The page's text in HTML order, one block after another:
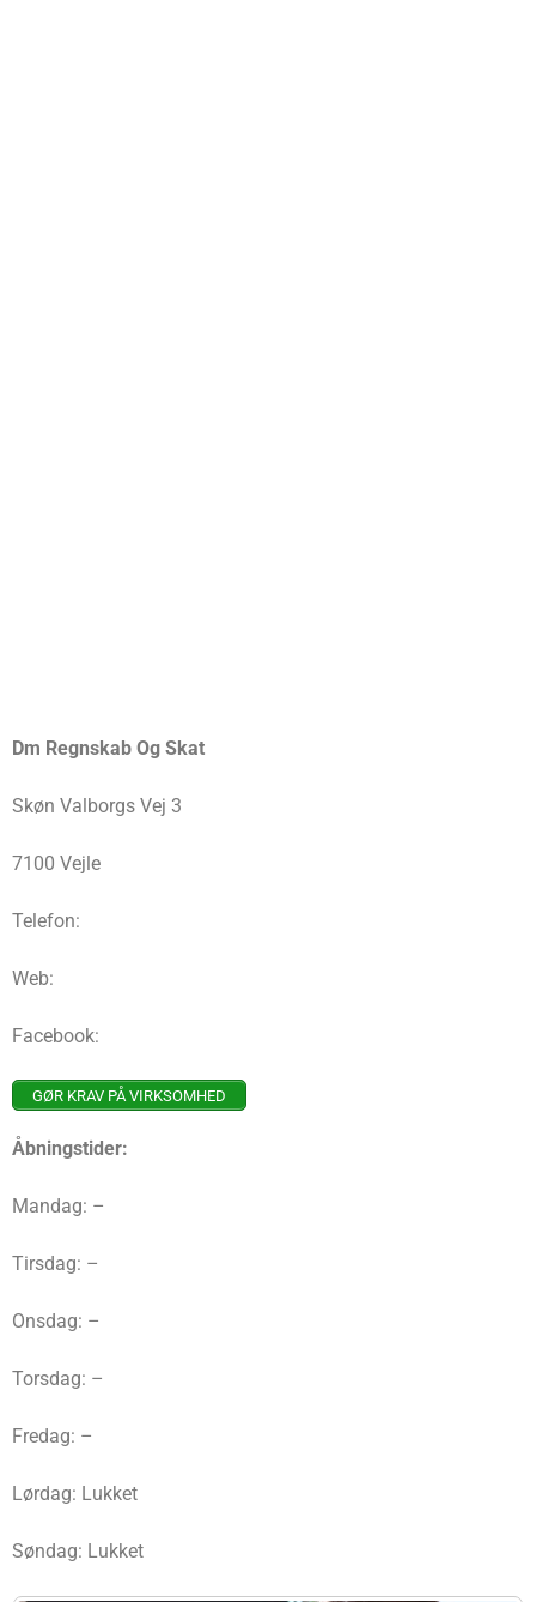
Dm Regnskab Og Skat
Skøn Valborgs Vej 3
7100 Vejle
Telefon:
Web:
Facebook:
GØR KRAV PÅ VIRKSOMHED
Åbningstider:
Mandag: –
Tirsdag: –
Onsdag: –
Torsdag: –
Fredag: –
Lørdag: Lukket
Søndag: Lukket